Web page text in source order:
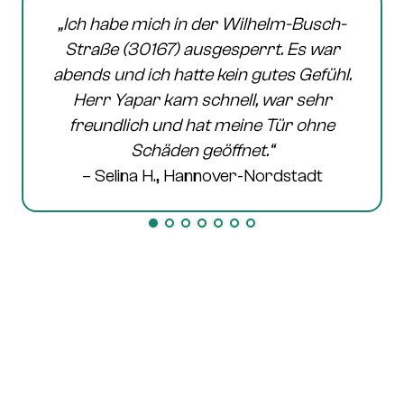
„Ich habe mich in der Wilhelm-Busch-
Straße (30167)ausgesperrt. Es war
abends und ich hatte kein gutes Gefühl.
Herr Yapar kam schnell, war sehr
freundlich und hat meine Tür ohne
Schäden geöffnet.“
– Selina H., Hannover-Nordstadt